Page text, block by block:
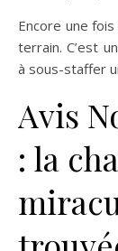
Encore une
terrain. C’est
à sous-staffer
Avis
: la